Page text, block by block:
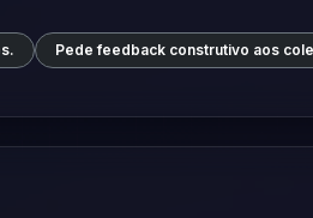
Pede feedback construtivo aos